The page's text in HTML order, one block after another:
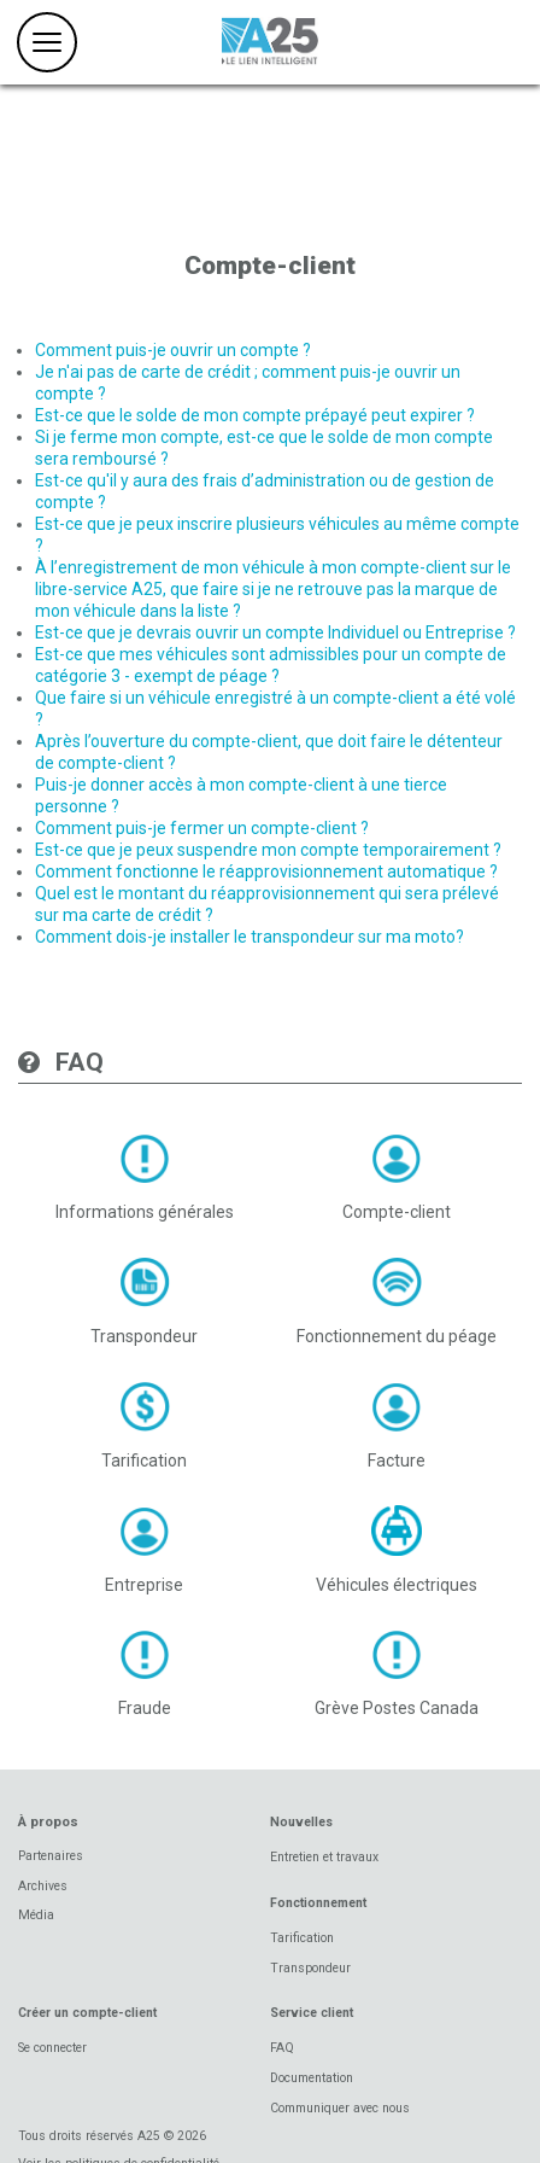
Compte-client
Comment puis-je ouvrir un compte ?
Je n'ai pas de carte de crédit ; comment puis-je ouvrir un
compte ?
Est-ce que le solde de mon compte prépayé peut expirer ?
Si je ferme mon compte, est-ce que le solde de mon compte
sera remboursé ?
Est-ce qu'il y aura des frais d’administration ou de gestion de
compte ?
Est-ce que je peux inscrire plusieurs véhicules au même compte
?
À l’enregistrement de mon véhicule à mon compte-client sur le
libre-service A25, que faire si je ne retrouve pas la marque de
mon véhicule dans la liste ?
Est-ce que je devrais ouvrir un compte Individuel ou Entreprise ?
Est-ce que mes véhicules sont admissibles pour un compte de
catégorie 3 - exempt de péage ?
Que faire si un véhicule enregistré à un compte-client a été volé
?
Après l’ouverture du compte-client, que doit faire le détenteur
de compte-client ?
Puis-je donner accès à mon compte-client à une tierce
personne ?
Comment puis-je fermer un compte-client ?
Est-ce que je peux suspendre mon compte temporairement ?
Comment fonctionne le réapprovisionnement automatique ?
Quel est le montant du réapprovisionnement qui sera prélevé
sur ma carte de crédit ?
Comment dois-je installer le transpondeur sur ma moto?
FAQ
Informations générales Compte-client
Transpondeur Fonctionnement du péage
Tarification Facture
Entreprise Véhicules électriques
Fraude Grève Postes Canada
À propos
Partenaires
Archives
Média
Nouvelles
Entretien et travaux
Fonctionnement
Tarification
Transpondeur
Créer un compte-client
Se connecter
Service client
FAQ
Documentation
Communiquer avec nous
Tous droits réservés A25 © 2026